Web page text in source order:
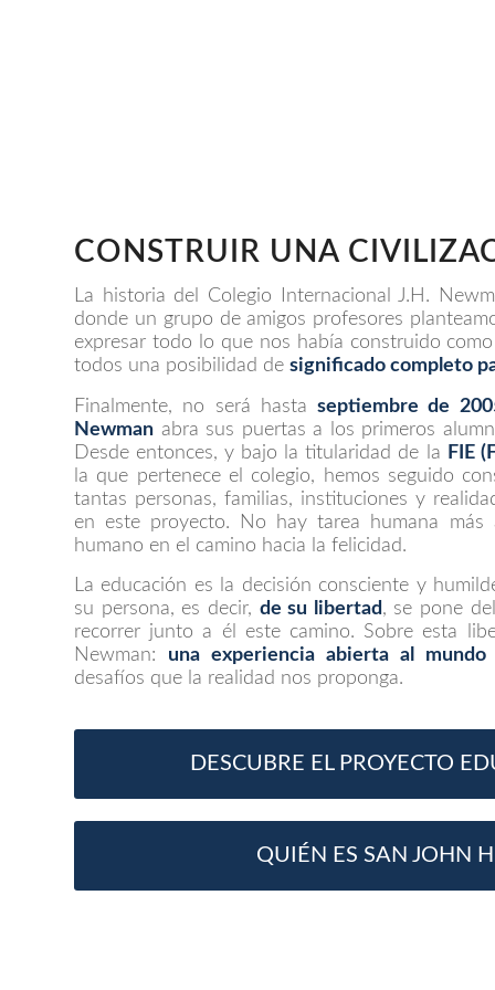
CONSTRUIR UNA
La historia del Colegio Internacional J.H.
donde un grupo de amigos profesores
expresar todo lo que nos había construido
todos una posibilidad de significado completo
Finalmente, no será hastaseptiembre de
Newman abra sus puertas a los primeros
Desde entonces, y bajo la titularidad de la FIE
la que pertenece el colegio, hemos seguido
tantas personas, familias, instituciones y
en este proyecto. No hay tarea humana
humano en el camino hacia la felicidad.
La educación es la decisión consciente y
su persona, es decir, de su libertad, se pone
recorrer junto a él este camino. Sobre esta
Newman: una experiencia abierta al mundo
desafíos que la realidad nos proponga.
DESCUBRE EL PROYECTO
QUIÉN ES SAN JOHN